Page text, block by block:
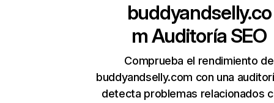
buddyandselly.co
mAuditoría SEO
Comprueba el rendimiento de
buddyandselly.com con una
detecta problemas relacionados